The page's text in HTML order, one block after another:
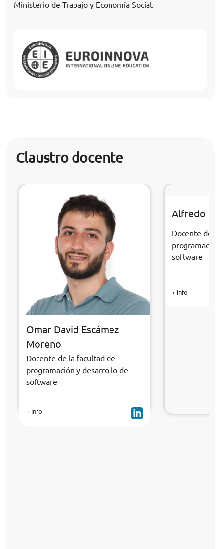
Ministerio de Trabajo y Economía Social.
Claustro docente
Omar David Escámez
Moreno
Docente de la facultad de
programación y desarrollo de
software
+ info
Alfredo
Docente de
software
+ info